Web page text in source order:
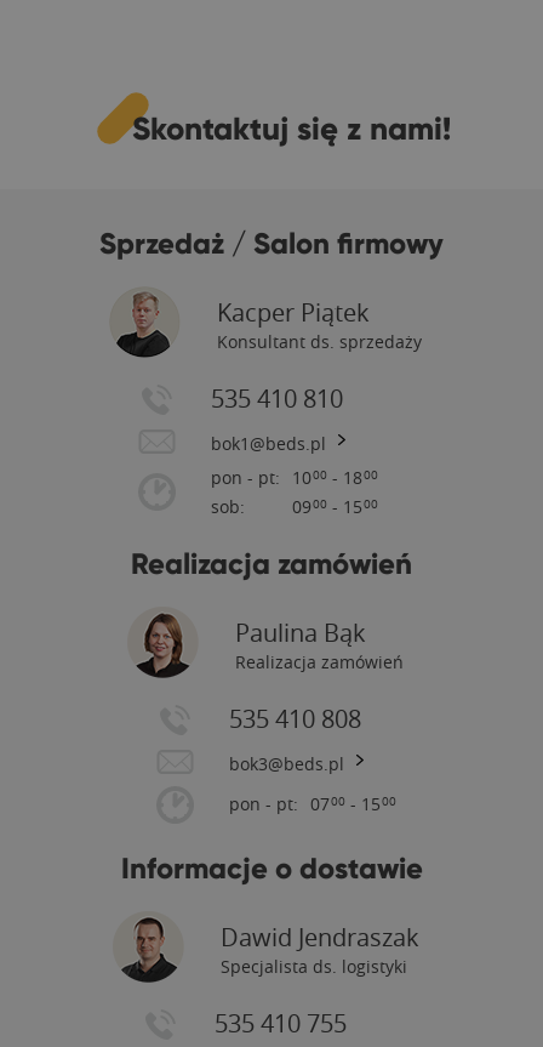
Skontaktuj się z nami!
Sprzedaż / Salon firmowy
Kacper Piątek
Konsultant ds. sprzedaży
535 410 810
bok1@beds.pl
pon - pt:
sob:
1000 - 1800
0900 - 1500
Realizacja zamówień
Paulina Bąk
Realizacja zamówień
535 410 808
bok3@beds.pl
pon - pt: 0700 - 1500
Informacje o dostawie
Dawid Jendraszak
Specjalista ds. logistyki
535 410 755